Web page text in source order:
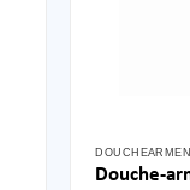
DOUCHEARMEN
Douche-